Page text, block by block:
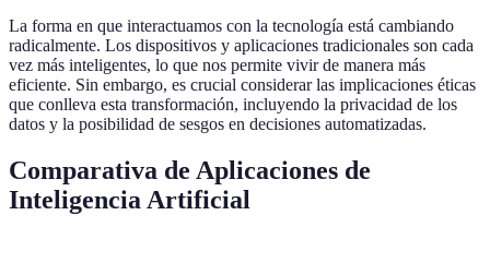
La forma en que interactuamos con la tecnología está cambiando
radicalmente. Los dispositivos y aplicaciones tradicionales son cada
vez más inteligentes, lo que nos permite vivir de manera más
eficiente. Sin embargo, es crucial considerar las implicaciones éticas
que conlleva esta transformación, incluyendo la privacidad de los
datos y la posibilidad de sesgos en decisiones automatizadas.
Comparativa de Aplicaciones de
Inteligencia Artificial